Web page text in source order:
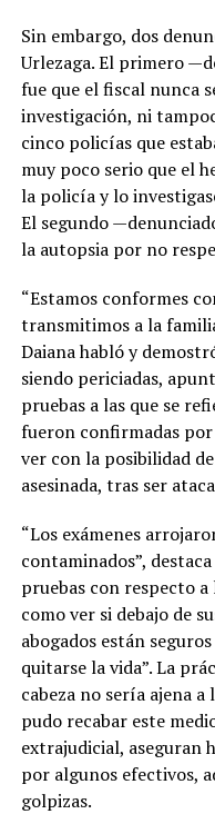
Sin embargo, dos
Urlezaga. El primero
fue que el fiscal nunca
investigación, ni
cinco policías que
muy poco serio que el
la policía y lo
El segundo
la autopsia por no
“Estamos conformes
transmitimos a la
Daiana habló y
siendo periciadas,
pruebas a las que se
fueron confirmadas
ver con la posibilidad
asesinada, tras ser
“Los exámenes
contaminados”,
pruebas con respecto
como ver si debajo de
abogados están
quitarse la vida”. La
cabeza no sería ajena
pudo recabar este
extrajudicial, aseguran
por algunos efectivos,
golpizas.